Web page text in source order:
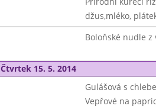
džus,mléko,
Boloňské nudle z
Čtvrtek 15. 5. 2014
Gulášová s
Vepřové na